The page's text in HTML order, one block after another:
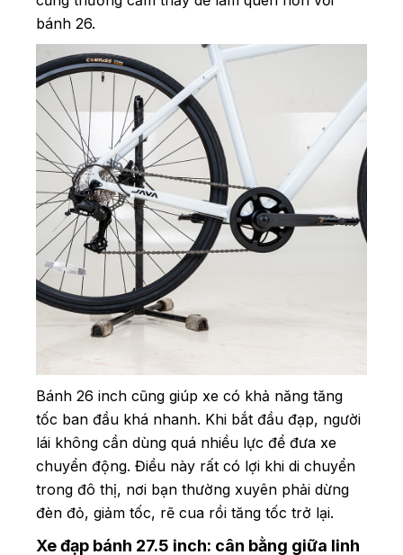
bánh 26.
Bánh 26 inch cũng giúp xe có khả năng tăng
tốc ban đầu khá nhanh. Khi bắt đầu đạp, người
lái không cần dùng quá nhiều lực để đưa xe
chuyển động. Điều này rất có lợi khi di chuyển
trong đô thị, nơi bạn thường xuyên phải dừng
đèn đỏ, giảm tốc, rẽ cua rồi tăng tốc trở lại.
Xe đạp bánh 27.5 inch: cân bằng giữa linh